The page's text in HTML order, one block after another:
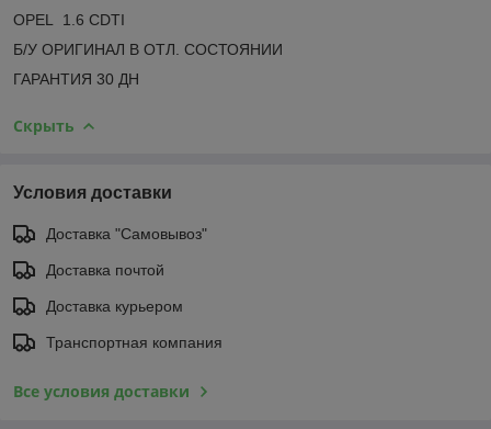
OPEL 1.6 CDTI
Б/У ОРИГИНАЛ В ОТЛ. СОСТОЯНИИ
ГАРАНТИЯ 30 ДН
Скрыть
Условия доставки
Доставка "Самовывоз"
Доставка почтой
Доставка курьером
Транспортная компания
Все условия доставки